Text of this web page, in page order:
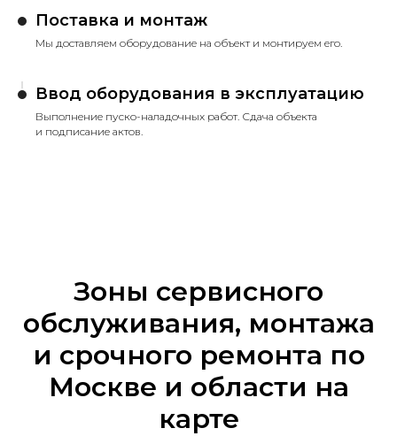
Поставка и монтаж
Мы доставляем оборудование на объект и монтируем его.
Ввод оборудования в эксплуатацию
Выполнение пуско-наладочных работ. Сдача объекта
и подписание актов.
Зоны сервисного
обслуживания, монтажа
и срочного ремонта по
Москве и области на
карте